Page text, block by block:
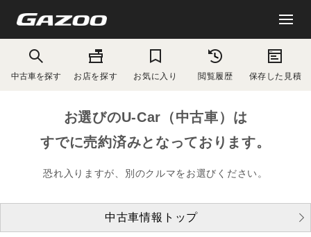
中古車を探す お店を探す お気に入り 閲覧履歴 保存した見積
お選びのU-Car（中古車）は
すでに売約済みとなっております。
恐れ入りますが、別のクルマをお選びください。
中古車情報トップ